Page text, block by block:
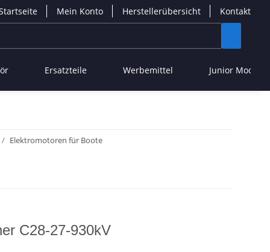
Mein Konto Herstellerübersicht Kontakt
Ersatzteile Werbemittel Junior
Elektromotoren für Boote
C28-27-930kV